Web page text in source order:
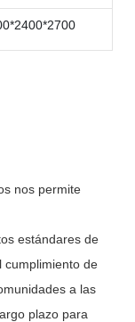
nos permite
estándares de
cumplimiento de
a las
plazo para